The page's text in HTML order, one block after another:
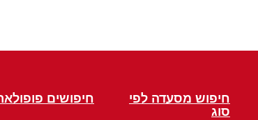
חיפוש מסעדה לפי
סוג
חיפושים